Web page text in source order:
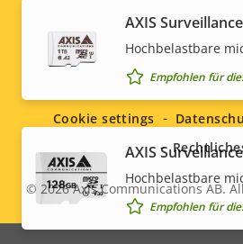
AXIS
Hochbelastbare
Empfohlen für
AXIS
Hochbelastbare
Empfohlen für
Social
menu
Legal
© 2026Axis Communications AB.
Cookie settings